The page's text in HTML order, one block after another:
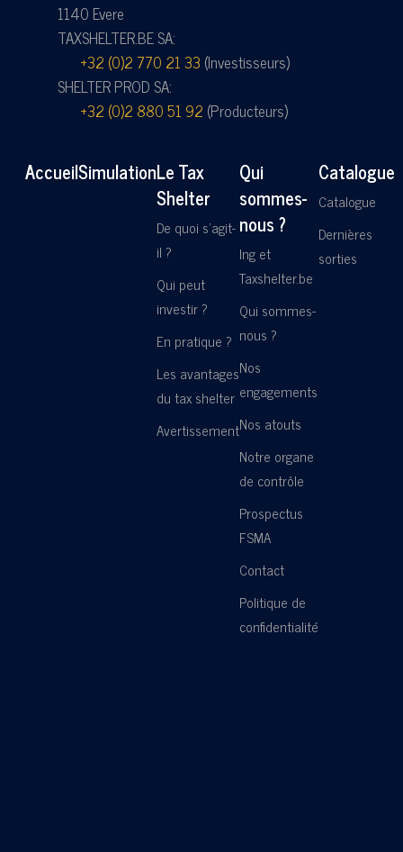
1140 Evere
TAXSHELTER.BE SA:
+32 (0)2 770 21 33 (Investisseurs)
SHELTER PROD SA:
+32 (0)2 880 51 92 (Producteurs)
AccueilSimulationLe Tax
Shelter
De quoi s'agit-
il ?
Qui peut
investir ?
En pratique ?
Les avantages
du tax shelter
Avertissement
Qui
sommes-
nous ?
Ing et
Taxshelter.be
Qui sommes-
nous ?
Nos
engagements
Nos atouts
Notre organe
de contrôle
Prospectus
FSMA
Contact
Politique de
confidentialité
Catalogue
Catalogue
Dernières
sorties